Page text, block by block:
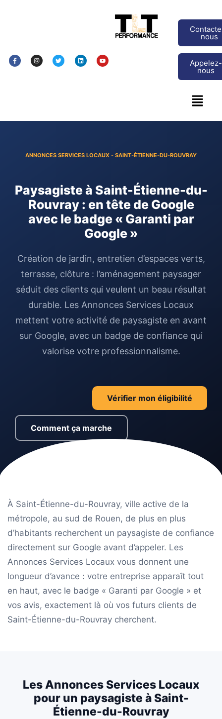
nous
Appelez-
nous
ANNONCES SERVICES LOCAUX - SAINT-ÉTIENNE-DU-ROUVRAY
Paysagiste à Saint-Étienne-du-
Rouvray : en tête de Google
avec le badge « Garanti par
Google »
Création de jardin, entretien d’espaces verts,
terrasse, clôture : l’aménagement paysager
séduit des clients qui veulent un beau résultat
durable. Les Annonces Services Locaux
mettent votre activité de paysagiste en avant
sur Google, avec un badge de confiance qui
valorise votre professionnalisme.
Vérifier mon éligibilité
Comment ça marche
À Saint-Étienne-du-Rouvray, ville active de la
métropole, au sud de Rouen, de plus en plus
d’habitants recherchent un paysagiste de confiance
directement sur Google avant d’appeler. Les
Annonces Services Locaux vous donnent une
longueur d’avance : votre entreprise apparaît tout
en haut, avec le badge « Garanti par Google » et
vos avis, exactement là où vos futurs clients de
Saint-Étienne-du-Rouvray cherchent.
Les Annonces Services Locaux
pour un paysagiste à Saint-
Étienne-du-Rouvray